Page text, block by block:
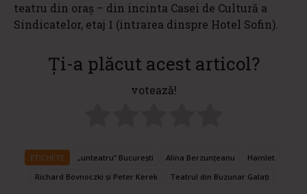
teatru din oraș – din incinta Casei de Cultură a
Sindicatelor, etaj 1 (intrarea dinspre Hotel Sofin).
Ți-a plăcut acest articol?
votează!
ETICHETE „unteatru” București Alina Berzunțeanu
Hamlet
Richard Bovnoczki și Peter Kerek
Teatrul din Buzunar Galați